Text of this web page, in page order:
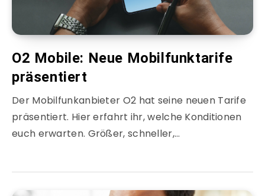
O2 Mobile: Neue Mobilfunktarife
präsentiert
Der Mobilfunkanbieter O2 hat seine neuen Tarife
präsentiert. Hier erfahrt ihr, welche Konditionen
euch erwarten. Größer, schneller,…